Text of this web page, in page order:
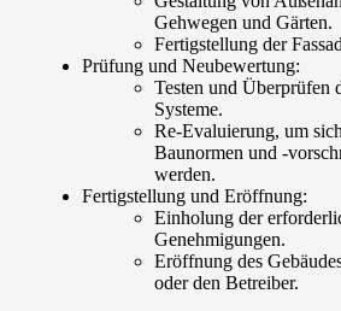
Gehwegen und Gärten.
Fertigstellung der
Prüfung und Neubewertung:
Testen und Überprüfen
Systeme.
Re-Evaluierung, um
Baunormen und -
werden.
Fertigstellung und Eröffnung:
Einholung der
Genehmigungen.
Eröffnung des
oder den Betreiber.